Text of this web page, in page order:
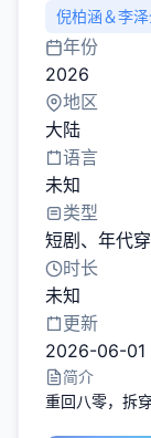
倪柏涵＆李
年份
2026
地区
大陆
语言
未知
类型
短剧 、 年代
时长
未知
更新
2026-06-01
简介
重回八零，拆